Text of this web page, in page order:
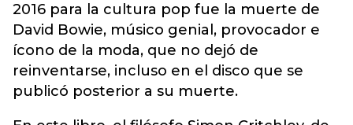
2016 para la cultura pop fue la muerte de
David Bowie, músico genial, provocador e
ícono de la moda, que no dejó de
reinventarse, incluso en el disco que se
publicó posterior a su muerte.